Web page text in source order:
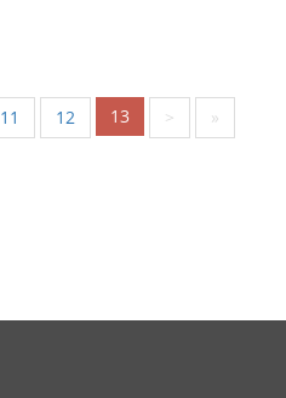
11 12 13 > »